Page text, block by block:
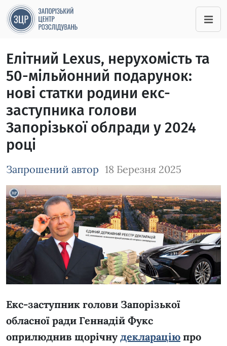
Елітний Lexus, нерухомість та
50-мільйонний подарунок:
нові статки родини екс-
заступника голови
Запорізької облради у 2024
році
Запрошений автор 18 Березня 2025
Зображення завантажується
Екс-заступник голови Запорізької
обласної ради Геннадій Фукс
оприлюднив щорічну декларацію про